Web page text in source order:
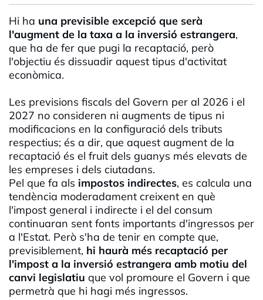
Hi ha una previsible excepció que serà
l'augment de la taxa a la inversió estrangera,
que ha de fer que pugi la recaptació, però
l'objectiu és dissuadir aquest tipus d'activitat
econòmica.
Les previsions fiscals del Govern per al 2026 i el
2027 no consideren ni augments de tipus ni
modificacions en la configuració dels tributs
respectius; és a dir, que aquest augment de la
recaptació és el fruit dels guanys més elevats de
les empreses i dels ciutadans.
Pel que fa als impostos indirectes, es calcula una
tendència moderadament creixent en què
l'impost general i indirecte i el del consum
continuaran sent fonts importants d'ingressos per
a l'Estat. Però s'ha de tenir en compte que,
previsiblement, hi haurà més recaptació per
l'impost a la inversió estrangera amb motiu del
canvi legislatiu que vol promoure el Govern i que
permetrà que hi hagi més ingressos.